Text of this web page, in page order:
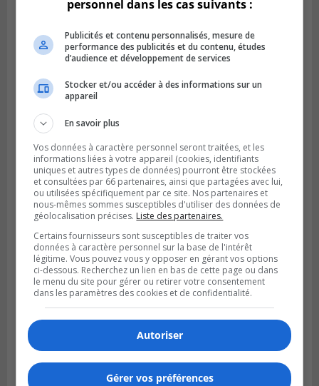
Publié le 3 août 2026 à 13h52
Martin-Olivier Cardinal change de cap et
rejoint la LHJMQ
personnel dans les cas suivants :
Publicités et contenu personnalisés, mesure de
performance des publicités et du contenu, études
d’audience et développement de services
Stocker et/ou accéder à des informations sur un
appareil
En savoir plus
Vos données à caractère personnel seront traitées, et les
informations liées à votre appareil (cookies, identifiants
uniques et autres types de données) pourront être stockées
et consultées par 66 partenaires, ainsi que partagées avec lui,
ou utilisées spécifiquement par ce site. Nos partenaires et
nous-mêmes sommes susceptibles d'utiliser des données de
géolocalisation précises. Liste des partenaires.
Certains fournisseurs sont susceptibles de traiter vos
données à caractère personnel sur la base de l'intérêt
légitime. Vous pouvez vous y opposer en gérant vos options
ci-dessous. Recherchez un lien en bas de cette page ou dans
le menu du site pour gérer ou retirer votre consentement
dans les paramètres des cookies et de confidentialité.
Autoriser
Gérer vos préférences